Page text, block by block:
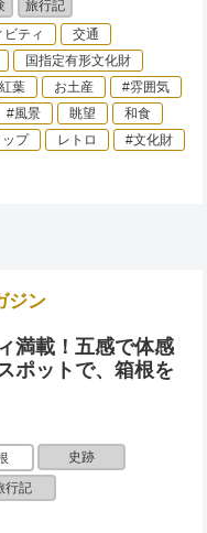
旅行記
ビティ
交通
国指定有形文化財
紅葉 お土産
#雰囲気
#風景 眺望
和食
ップ レトロ
#文化財
ジン
満載！五感で体感
ポットで、箱根を
史跡
行記